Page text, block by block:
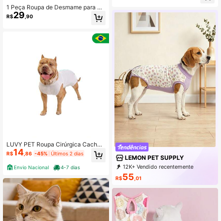
1 Peça Roupa de Desmame para Ga
to de Estimação para Cachorro Peq
ueno Macaco de Esterilização Tern
Cirurgia Roupa de Filhote de Cacho
R$29 ,90
LUVY PET Roupa Cirúrgica Cachorr
o Macho UV Castração Branco
R$14 ,86 -45% Últimos 2 dias
Envio Nacional 4-7 dias
ecido Fino para Primavera/Verão
LEMON PET SUPPLY
12K+ Vendido recentemente
12K+ Compra recorrente
2.3K Assinatura
R$55 ,01